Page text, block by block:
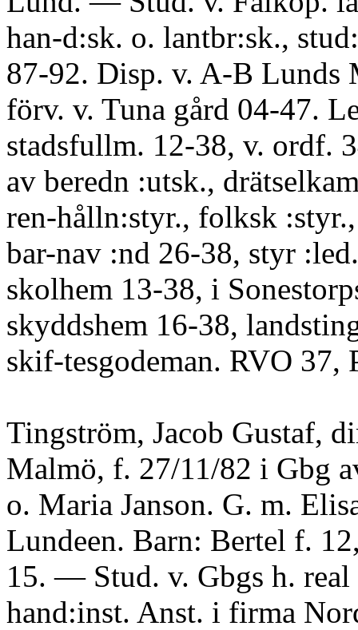
han-d:sk. o. lantbr:sk.,
87-92. Disp. v. A-B Lunds
förv. v. Tuna gård 04-47.
stadsfullm. 12-38, v. ordf.
av beredn :utsk.,
ren-hålln:styr., folksk
bar-nav :nd 26-38, styr
skolhem 13-38, i
skyddshem 16-38,
skif-tesgodeman. RVO 37,
Tingström, Jacob Gustaf,
Malmö, f. 27/11/82 i Gbg
o. Maria Janson. G. m.
Lundeen. Barn: Bertel f.
15. — Stud. v. Gbgs h. real
hand:inst. Anst. i firma